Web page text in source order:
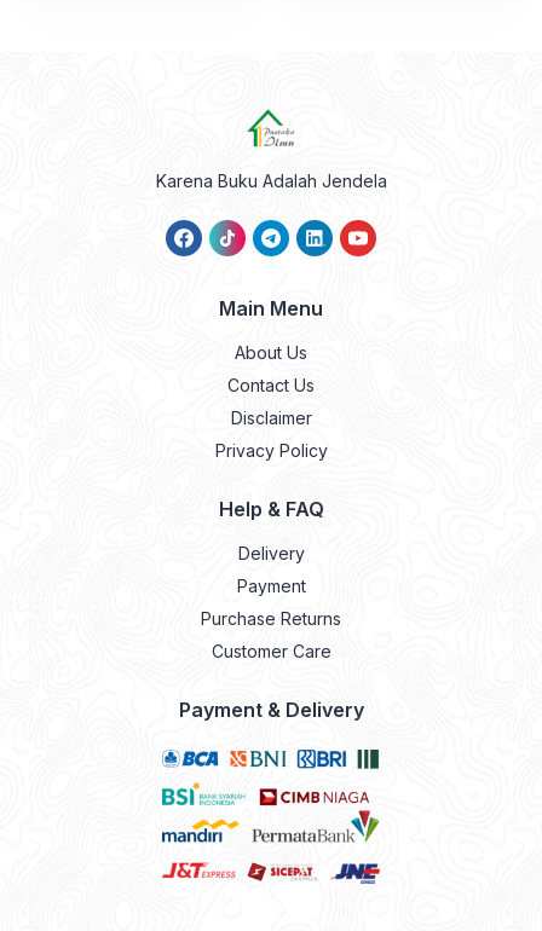
Karena Buku Adalah Jendela
Main Menu
About Us
Contact Us
Disclaimer
Privacy Policy
Help & FAQ
Delivery
Payment
Purchase Returns
Customer Care
Payment & Delivery